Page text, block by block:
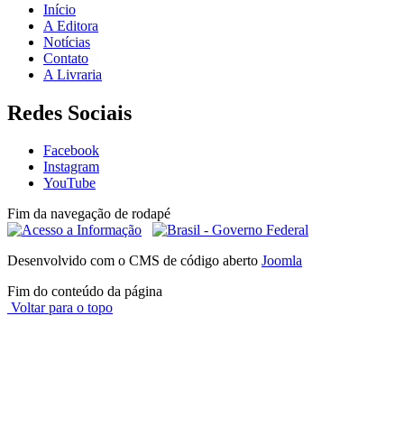
Início
A Editora
Notícias
Contato
A Livraria
Redes Sociais
Facebook
Instagram
YouTube
Fim da navegação de rodapé
Desenvolvido com o CMS de código aberto Joomla
Fim do conteúdo da página
Voltar para o topo